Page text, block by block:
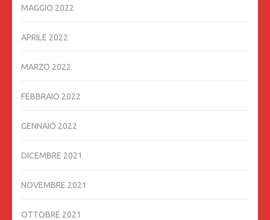
MAGGIO 2022
APRILE 2022
MARZO 2022
FEBBRAIO 2022
GENNAIO 2022
DICEMBRE 2021
NOVEMBRE 2021
OTTOBRE 2021